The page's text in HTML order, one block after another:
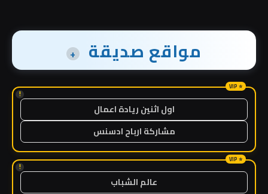
مواقع صديقة +
!
اول اثنين ريادة اعمال
مشاركة ارباح ادسنس
!
عالم الشباب